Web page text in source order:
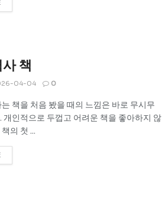
책
04-04 0
책을 처음 봤을 때의 느낌은 바로 무시무
개인적으로 두껍고 어려운 책을 좋아하지 않
의 첫 ...